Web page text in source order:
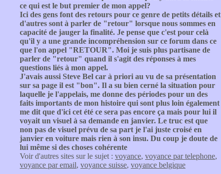
ce qui est le but premier de mon appel?
Ici des gens font des retours pour ce genre de petits détails et
d'autres sont à parler de "retour" lorsque nous sommes en
capacité de jauger la finalité. Je pense que c'est pour celà
qu'il y a une grande incompréhension sur ce forum dans ce
que l'on appel "RETOUR". Moi je suis plus partisane de
parler de "retour" quand il s'agit des réponses à mes
questions liés à mon appel.
J'avais aussi Steve Bel car à priori au vu de sa présentation
sur sa page il est "bon". Il a su bien cerné la situation pour
laquelle je l'appelais, me donne des périodes pour un des
faits importants de mon histoire qui sont plus loin également
me dit que d'ici cet été ce sera pas encore ça mais pour lui il
voyait un visuel à sa demande en janvier. Le truc est que
non pas de visuel prévu de sa part je l'ai juste croisé en
janvier en voiture mais rien à son insu. Du coup je doute de
lui même si des choses cohérente
Voir d'autres sites sur le sujet : voyance, voyance par telephone,
voyance par email, voyance suisse, voyance belgique